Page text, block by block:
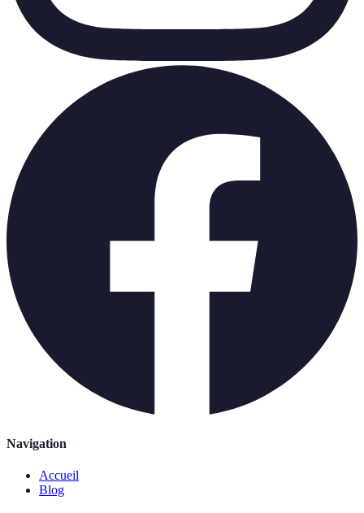
Navigation
Accueil
Blog